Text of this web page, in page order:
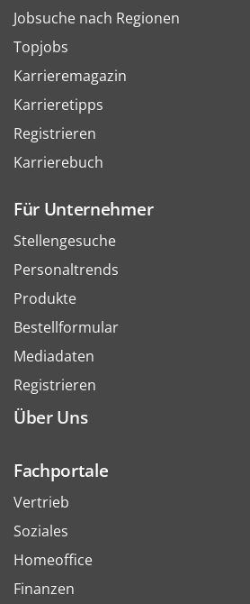
Jobsuche nach Regionen
Topjobs
Karrieremagazin
Karrieretipps
Registrieren
Karrierebuch
Für Unternehmer
Stellengesuche
Personaltrends
Produkte
Bestellformular
Mediadaten
Registrieren
Über Uns
Fachportale
Vertrieb
Soziales
Homeoffice
Finanzen